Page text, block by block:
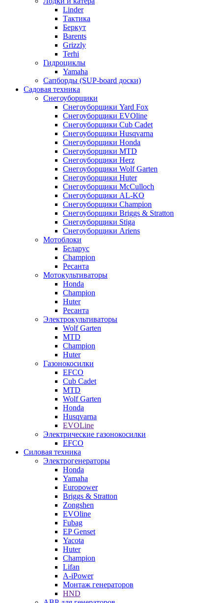
Linder
Тактика
Беркут
Barents
Grizzly
Terhi
Гидроциклы
Yamaha
Сапборды (SUP-board доски)
Садовая техника
Снегоуборщики
Снегоуборщики Yard Fox
Снегоуборщики EVOline
Снегоуборщики Cub Cadet
Снегоуборщики Husqvarna
Снегоуборщики Honda
Снегоуборщики MTD
Снегоуборщики Herz
Снегоуборщики Wolf Garten
Снегоуборщики Huter
Снегоуборщики McCulloch
Снегоуборщики AL-KO
Снегоуборщики Champion
Снегоуборщики Briggs & Stratton
Снегоуборщики Stiga
Снегоуборщики Ariens
Мотоблоки
Беларус
Champion
Ресанта
Мотокультиваторы
Honda
Champion
Huter
Ресанта
Электрокультиваторы
Wolf Garten
MTD
Champion
Huter
Газонокосилки
EFCO
Cub Cadet
MTD
Wolf Garten
Honda
Husqvarna
EVOLine
Электрические газонокосилки
EFCO
Силовая техника
Электрогенераторы
Honda
Yamaha
Europower
Briggs & Stratton
Zongshen
EVOline
Fubag
EP Genset
Yacota
Huter
Champion
Lifan
A-iPower
Монтаж генераторов
HND